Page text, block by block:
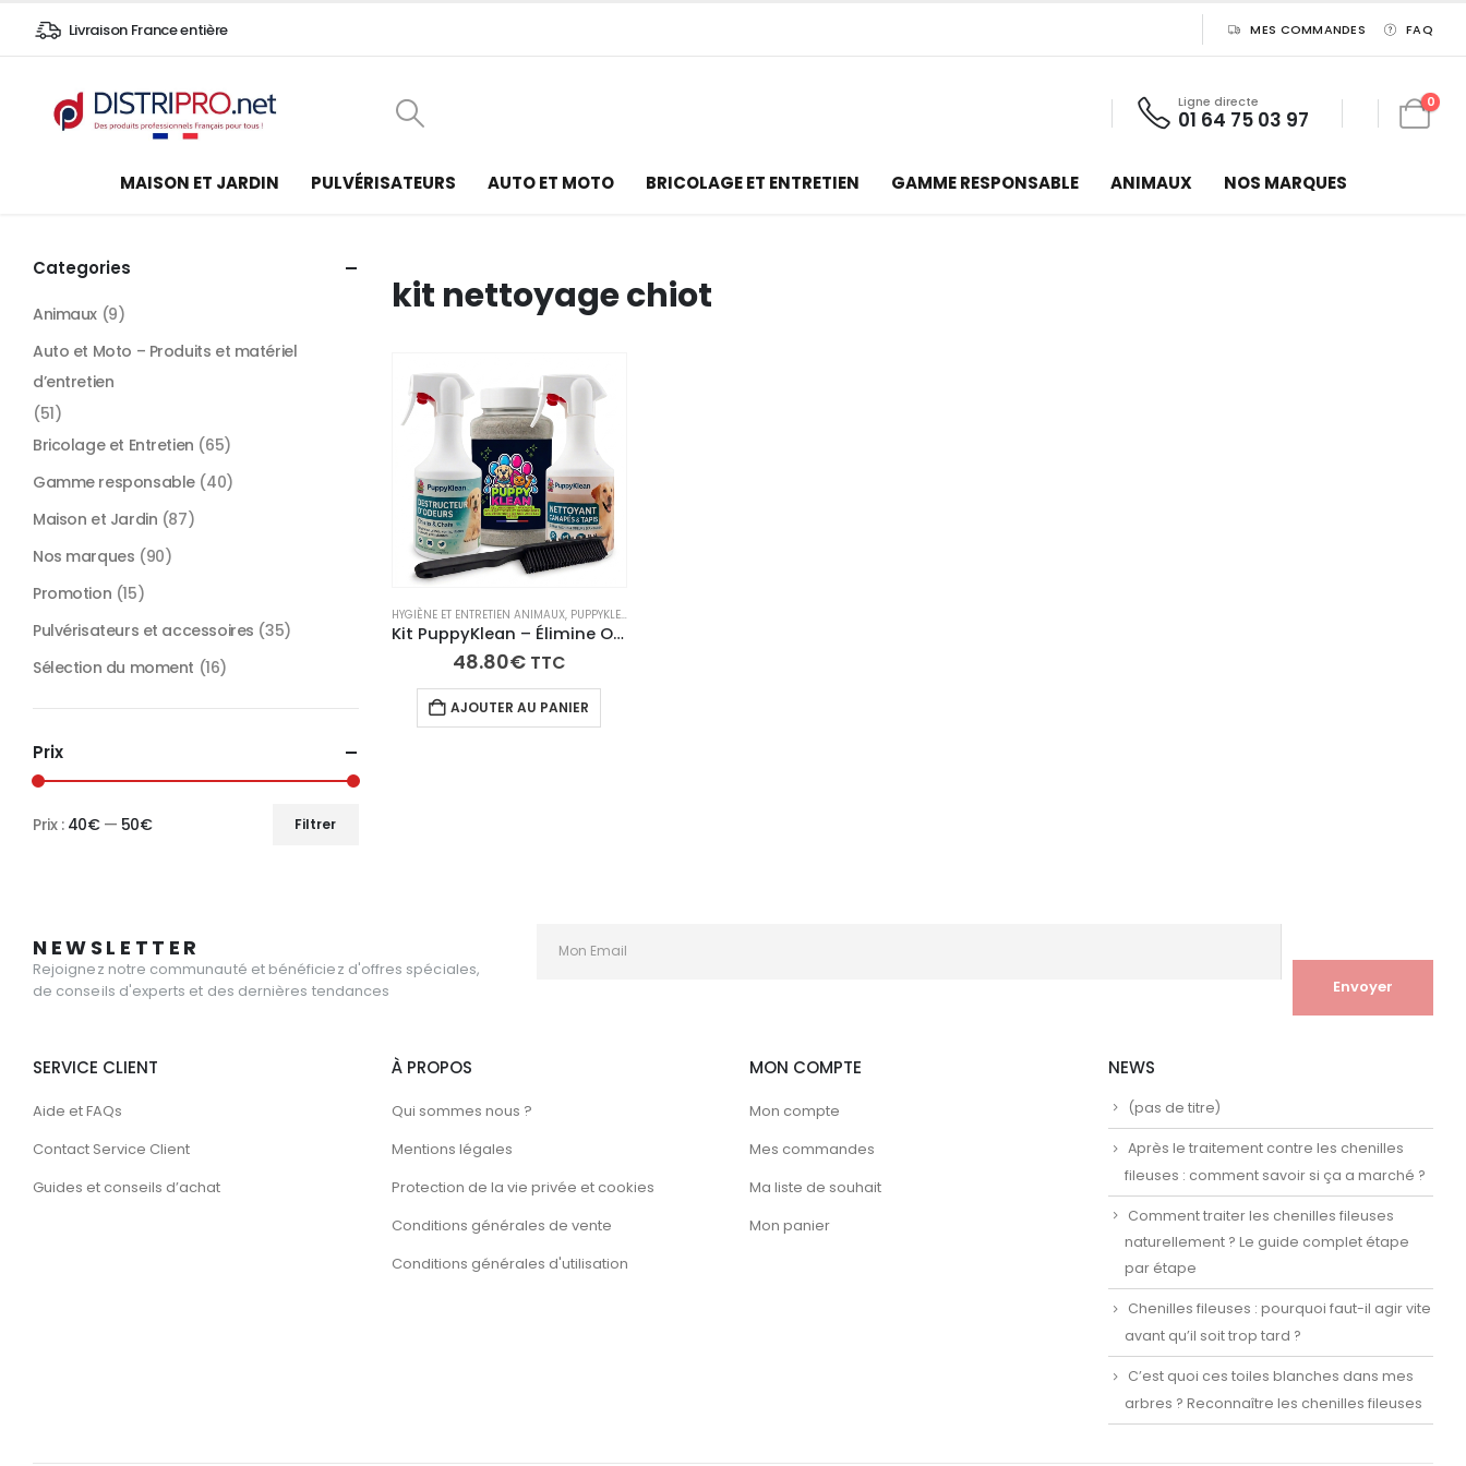
Livraison France entière MES COMMANDES FAQ
Ligne directe
01 64 75 03 97
0
MAISON ET JARDIN PULVÉRISATEURS AUTO ET MOTO BRICOLAGE ET ENTRETIEN GAMME RESPONSABLE ANIMAUX NOS MARQUES
kit nettoyage chiot
HYGIÈNE ET ENTRETIEN ANIMAUX, PUPPYKLEAN
Kit PuppyKlean – Élimine Odeurs, Urine & Taches de Chiot
48.80€ TTC
AJOUTER AU PANIER
Categories
Animaux (9)
Auto et Moto – Produits et matériel
d’entretien
(51)
Bricolage et Entretien (65)
Gamme responsable (40)
Maison et Jardin (87)
Nos marques (90)
Promotion (15)
Pulvérisateurs et accessoires (35)
Sélection du moment (16)
Prix
Filtrer
Prix : 40€— 50€
NEWSLETTER
Rejoignez notre communauté et bénéficiez d'offres spéciales,
de conseils d'experts et des dernières tendances
SERVICE CLIENT
Aide et FAQs
Contact Service Client
Guides et conseils d’achat
À PROPOS
Qui sommes nous ?
Mentions légales
Protection de la vie privée et cookies
Conditions générales de vente
Conditions générales d'utilisation
MON COMPTE
Mon compte
Mes commandes
Ma liste de souhait
Mon panier
NEWS
(pas de titre)
Après le traitement contre les chenilles
fileuses : comment savoir si ça a marché ?
Comment traiter les chenilles fileuses
naturellement ? Le guide complet étape
par étape
Chenilles fileuses : pourquoi faut-il agir vite
avant qu’il soit trop tard ?
C’est quoi ces toiles blanches dans mes
arbres ? Reconnaître les chenilles fileuses